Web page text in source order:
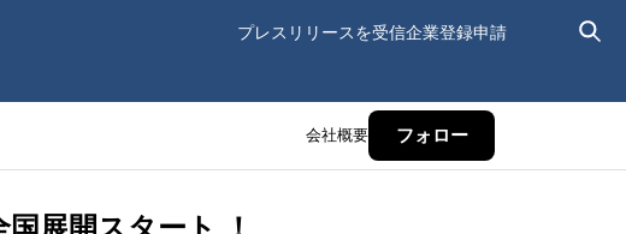
プレスリリースを受信企業登録申請
会社概要 フォロー